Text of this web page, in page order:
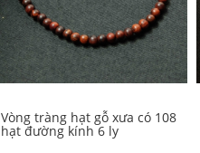
Vòng tràng hạt gỗ xưa có 108
hạt đường kính 6 ly